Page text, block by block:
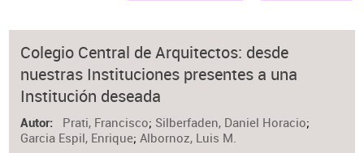
Autor
Colaborador
Materia
Colegio Central de Arquitectos: desde
nuestras Instituciones presentes a una
Institución deseada
Autor Prati, Francisco; Silberfaden, Daniel Horacio;
Garcia Espil, Enrique;Albornoz, Luis M.